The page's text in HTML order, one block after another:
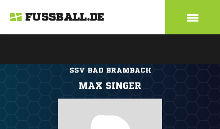
FUSSBALL.DE
SSV BAD BRAMBACH
MAX SINGER